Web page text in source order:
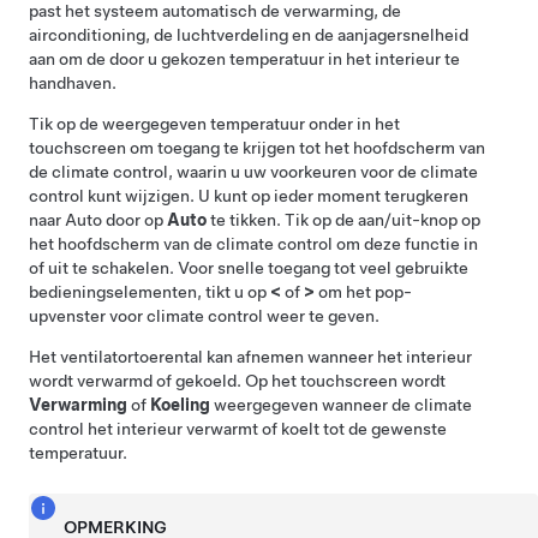
past het systeem automatisch de verwarming, de
airconditioning, de luchtverdeling en de aanjagersnelheid
aan om de door u gekozen temperatuur in het interieur te
handhaven.
Tik op de weergegeven temperatuur onder in het
touchscreen om toegang te krijgen tot het hoofdscherm van
de climate control, waarin u uw voorkeuren voor de climate
control kunt wijzigen. U kunt op ieder moment terugkeren
naar Auto door op Autote tikken. Tik op de aan/uit-knop op
het hoofdscherm van de climate control om deze functie in
of uit te schakelen. Voor snelle toegang tot veel gebruikte
bedieningselementen, tikt u op < of > om het pop-
upvenster voor climate control weer te geven.
Het ventilatortoerental kan afnemen wanneer het interieur
wordt verwarmd of gekoeld. Op het touchscreen wordt
Verwarming of Koeling weergegeven wanneer de climate
control het interieur verwarmt of koelt tot de gewenste
temperatuur.
OPMERKING